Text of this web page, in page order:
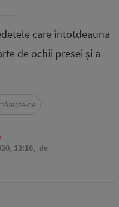
care întotdeauna
de ochii presei și a
,
12:10, de
ne